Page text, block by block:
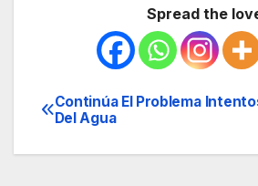
Spread the
Navegación
de
Continúa El Problema
Del Agua